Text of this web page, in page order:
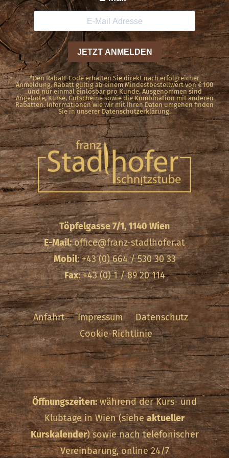
*Den Rabatt-Code erhalten Sie direkt nach erfolgreicher
Anmeldung. Rabatt gültig ab einem Mindestbestellwert von € 100
und nur einmal einlösbar pro Kunde. Ausgenommen sind
Angebote, Kurse, Gutscheine sowie die Kombination mit anderen
Rabatten. Informationen wie wir mit Ihren Daten umgehen finden
Sie in unserer Datenschutzerklärung.
Töpfelgasse 7/1, 1140 Wien
E-Mail:office@franz-stadlhofer.at
Mobil: +43 (0) 664 / 530 30 33
Fax: +43 (0) 1 / 89 20 114
Anfahrt Impressum
Datenschutz
Cookie-Richtlinie
Öffnungszeiten:während der Kurs- und
Klubtage in Wien (sieheaktueller
Kurskalender) sowie nach telefonischer
Vereinbarung, online 24/7